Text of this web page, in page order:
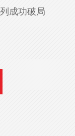
成功破局